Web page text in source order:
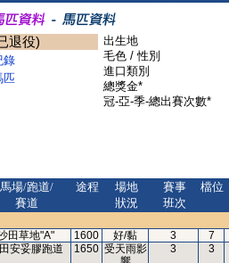
退役)
錄
匹
出生地
毛色 / 性別
進口類別
總獎金*
冠-亞-季-總出賽次數*
馬場/跑道/
賽道
途程
場地
狀況
賽事
班次
檔位
田草地"A" 1600 好/黏 3
7
安妥膠跑道 1650 受天雨影
3 3